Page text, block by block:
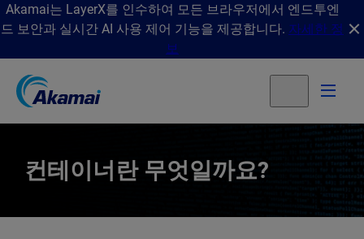
Akamai는 LayerX를 인수하여 모든 브라우저에서 엔드투엔
드 보안과 실시간 AI 사용 제어 기능을 제공합니다. 자세한 정
보
컨테이너란 무엇일까요?